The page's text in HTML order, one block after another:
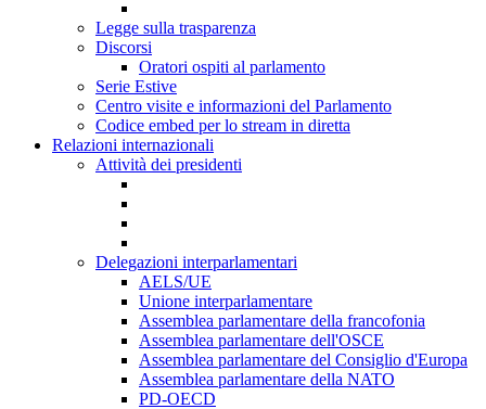
Legge sulla trasparenza
Discorsi
Oratori ospiti al parlamento
Serie Estive
Centro visite e informazioni del Parlamento
Codice embed per lo stream in diretta
Relazioni internazionali
Attività dei presidenti
Delegazioni interparlamentari
AELS/UE
Unione interparlamentare
Assemblea parlamentare della francofonia
Assemblea parlamentare dell'OSCE
Assemblea parlamentare del Consiglio d'Europa
Assemblea parlamentare della NATO
PD-OECD